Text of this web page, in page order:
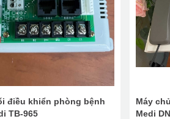
điều khiển phòng bệnh
TB-965
Máy
Medi